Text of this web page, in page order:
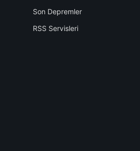
Son Depremler
RSS Servisleri